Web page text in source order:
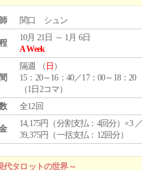
関口 シュン
10月 21日 ～ 1月 6日
A Week
隔週 （ 日 ）
15：20～16：40／17：00～18：20
（1日2コマ）
全12回
14,175円（分割支払：4回分）×3
39,375円（一括支払：12回分）
代タロットの世界～